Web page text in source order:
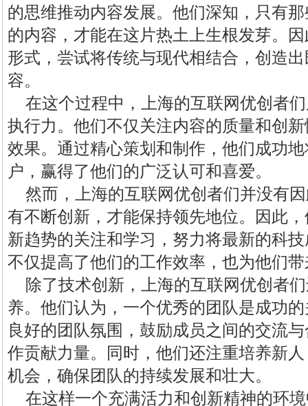
的思维推动内容发展。他们深知，只有
的内容，才能在这片热土上生根发芽。
形式，尝试将传统与现代相结合，创造
容。
在这个过程中，上海的互联网优创者
执行力。他们不仅关注内容的质量和创
效果。通过精心策划和制作，他们成功
户，赢得了他们的广泛认可和喜爱。
然而，上海的互联网优创者们并没有
有不断创新，才能保持领先地位。因此
新趋势的关注和学习，努力将最新的科
不仅提高了他们的工作效率，也为他们
除了技术创新，上海的互联网优创者
养。他们认为，一个优秀的团队是成功
良好的团队氛围，鼓励成员之间的交流
作贡献力量。同时，他们还注重培养新
机会，确保团队的持续发展和壮大。
在这样一个充满活力和创新精神的环